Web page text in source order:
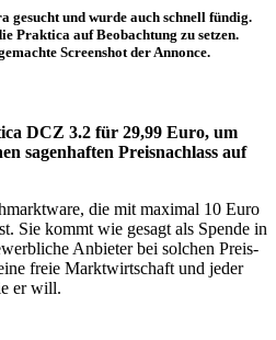
gesucht und wurde auch schnell fündig.
Praktica auf Beobachtung zu setzen.
Screenshot der Annonce.
DCZ 3.2 für 29,99 Euro, um
sagenhaften Preisnachlass auf
die mit maximal 10 Euro
Sie kommt wie gesagt als Spende in
Anbieter bei solchen Preis-
freie Marktwirtschaft und jeder
er will.